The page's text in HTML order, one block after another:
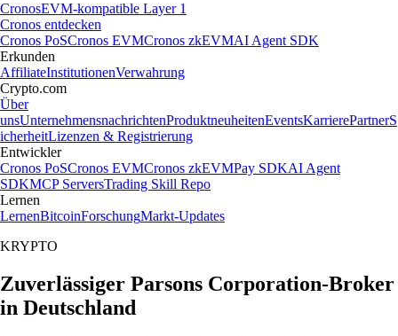
CronosEVM-kompatible Layer 1
Cronos entdecken
Cronos PoSCronos EVMCronos zkEVMAI Agent SDK
Erkunden
AffiliateInstitutionenVerwahrung
Crypto.com
Über
unsUnternehmensnachrichtenProduktneuheitenEventsKarrierePartnerS
icherheitLizenzen & Registrierung
Entwickler
Cronos PoSCronos EVMCronos zkEVMPay SDKAI Agent
SDKMCP ServersTrading Skill Repo
Lernen
LernenBitcoinForschungMarkt-Updates
KRYPTO
Zuverlässiger Parsons Corporation-Broker
in Deutschland